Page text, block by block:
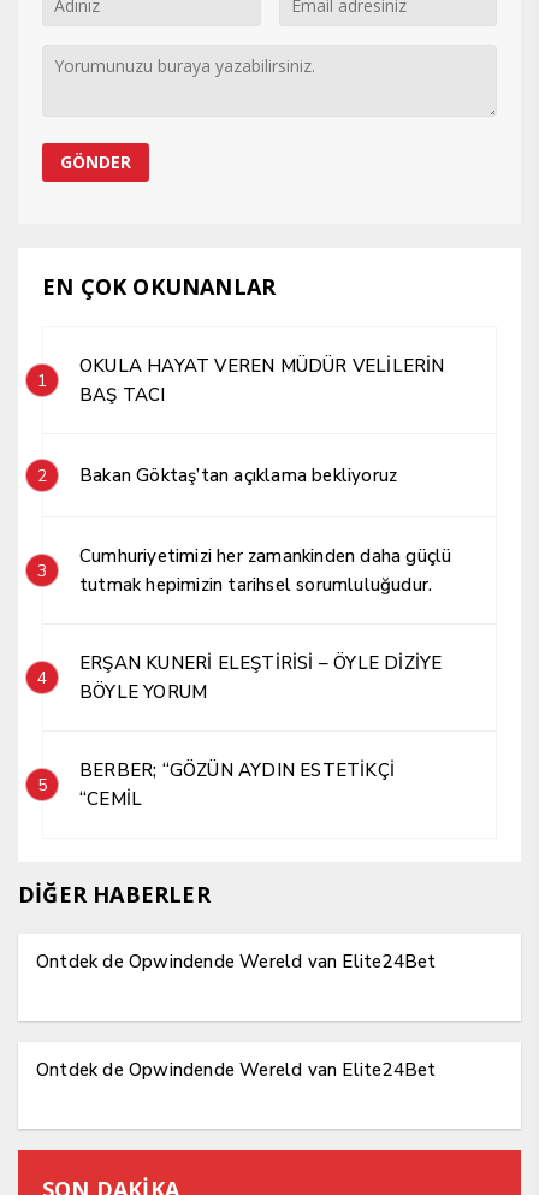
EN ÇOK OKUNANLAR
1
OKULA HAYAT VEREN MÜDÜR VELİLERİN
BAŞ TACI
2 Bakan Göktaş’tan açıklama bekliyoruz
3
Cumhuriyetimizi her zamankinden daha güçlü
tutmak hepimizin tarihsel sorumluluğudur.
4
ERŞAN KUNERİ ELEŞTİRİSİ – ÖYLE DİZİYE
BÖYLE YORUM
5
BERBER; “GÖZÜN AYDIN ESTETİKÇİ
“CEMİL
DİĞER HABERLER
Ontdek de Opwindende Wereld van Elite24Bet
Ontdek de Opwindende Wereld van Elite24Bet
SON DAKİKA